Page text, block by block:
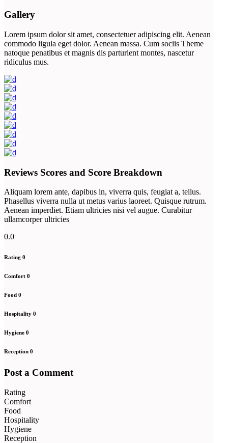
Gallery
Lorem ipsum dolor sit amet, consectetuer adipiscing elit. Aenean
commodo ligula eget dolor. Aenean massa. Cum sociis Theme
natoque penatibus et magnis dis parturient montes, nascetur
ridiculus mus.
Reviews Scores and Score Breakdown
Aliquam lorem ante, dapibus in, viverra quis, feugiat a, tellus.
Phasellus viverra nulla ut metus varius laoreet. Quisque rutrum.
Aenean imperdiet. Etiam ultricies nisi vel augue. Curabitur
ullamcorper ultricies
0.0
Rating 0
Comfort 0
Food 0
Hospitality 0
Hygiene 0
Reception 0
Post a Comment
Rating
Comfort
Food
Hospitality
Hygiene
Reception